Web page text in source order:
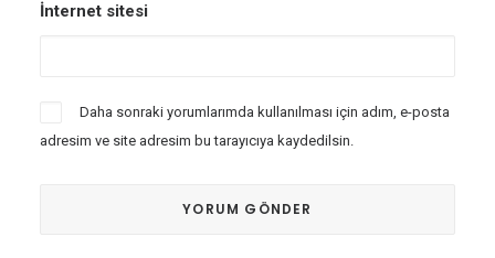
İnternet sitesi
Daha sonraki yorumlarımda kullanılması için adım, e-posta
adresim ve site adresim bu tarayıcıya kaydedilsin.